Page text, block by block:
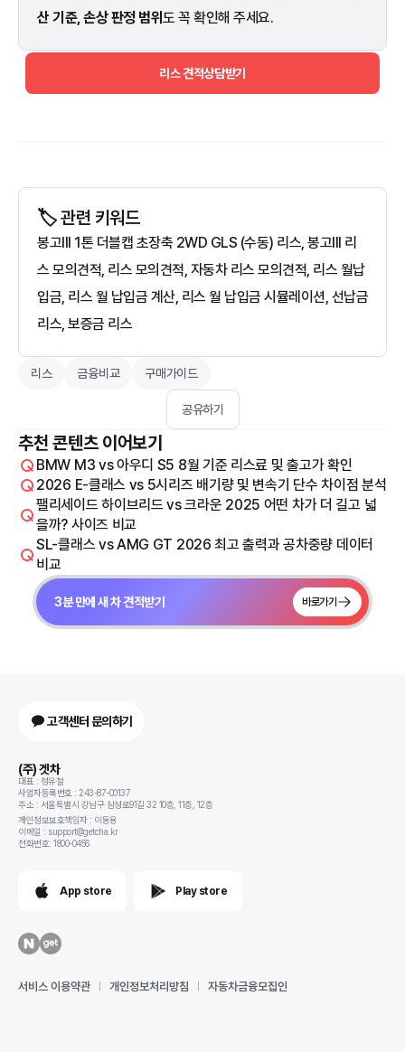
산 기준, 손상 판정 범위도 꼭 확인해 주세요.
리스 견적상담받기
🏷️ 관련 키워드
봉고III 1톤 더블캡 초장축 2WD GLS (수동) 리스, 봉고III 리
스 모의견적, 리스 모의견적, 자동차 리스 모의견적, 리스 월납
입금, 리스 월 납입금 계산, 리스 월 납입금 시뮬레이션, 선납금
리스, 보증금 리스
리스 금융비교 구매가이드
공유하기
추천 콘텐츠 이어보기
BMW M3 vs 아우디 S5 8월 기준 리스료 및 출고가 확인
2026 E-클래스 vs 5시리즈 배기량 및 변속기 단수 차이점 분석
팰리세이드 하이브리드 vs 크라운 2025 어떤 차가 더 길고 넓
을까? 사이즈 비교
SL-클래스 vs AMG GT 2026 최고 출력과 공차중량 데이터
비교
3분 만에 새 차 견적받기 바로가기
고객센터 문의하기
(주) 겟차
대표 : 정유철
사업자등록번호 : 243-87-00137
주소 : 서울특별시 강남구 삼성로91길 32 10층, 11층, 12층
개인정보보호책임자 : 이동용
이메일 : support@getcha.kr
전화번호: 1800-0456
App store Play store
서비스 이용약관 개인정보처리방침 자동차금융모집인